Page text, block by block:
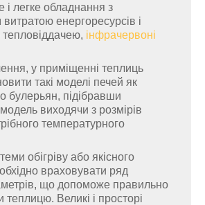
і легке обладнання з
енергоресурсів і
інфрачервоні
у приміщенні теплиць
такі моделі печей як
булерьян, підібравши
виходячи з розмірів
температурного
обігріву або якісного
враховувати ряд
що допоможе правильно
теплицю. Великі і просторі